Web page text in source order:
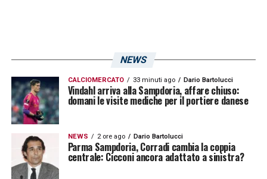
NEWS
CALCIOMERCATO 33 minuti ago Dario Bartolucci
Vindahl arriva alla Sampdoria, affare chiuso:
domani le visite mediche per il portiere danese
NEWS 2 ore ago Dario Bartolucci
Parma Sampdoria, Corradi cambia la coppia
centrale: Cicconi ancora adattato a sinistra?